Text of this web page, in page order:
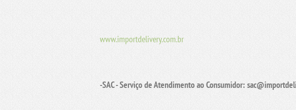
www.importdelivery.com.br
-SAC - Serviço de Atendimento ao Consumidor: